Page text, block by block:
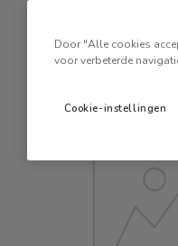
Door "Alle cookies
voor verbeterde
Cookie-instellingen